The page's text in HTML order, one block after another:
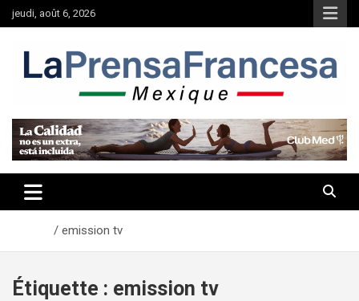
Aller
au
jeudi, août 6, 2026
emission tv
Étiquette : emission tv